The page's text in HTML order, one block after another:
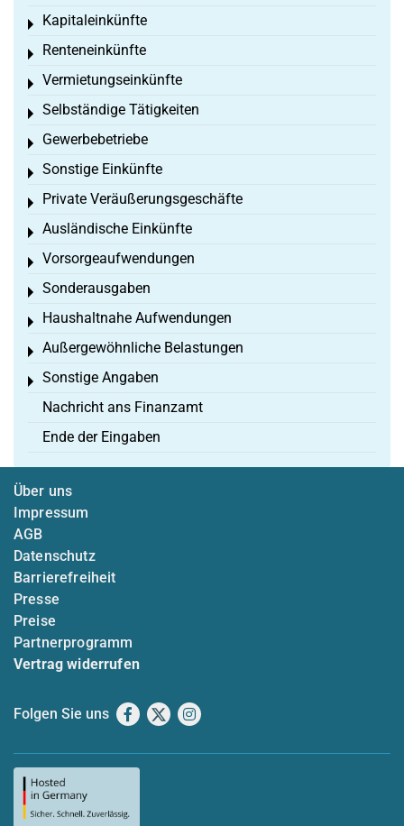
Kapitaleinkünfte
Toggle menu
Renteneinkünfte
Toggle menu
Vermietungseinkünfte
Toggle menu
Selbständige Tätigkeiten
Toggle menu
Gewerbebetriebe
Toggle menu
Sonstige Einkünfte
Toggle menu
Private Veräußerungsgeschäfte
Toggle menu
Ausländische Einkünfte
Toggle menu
Vorsorgeaufwendungen
Toggle menu
Sonderausgaben
Toggle menu
Haushaltnahe Aufwendungen
Toggle menu
Außergewöhnliche Belastungen
Toggle menu
Sonstige Angaben
Toggle menu
Nachricht ans Finanzamt
Ende der Eingaben
Über uns
Impressum
AGB
Datenschutz
Barrierefreiheit
Presse
Preise
Partnerprogramm
Vertrag widerrufen
Folgen Sie uns Facebook
X Instagram